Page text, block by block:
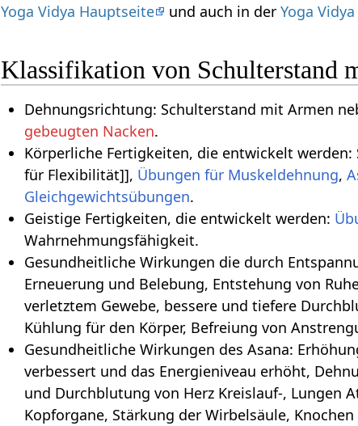
Yoga Vidya Hauptseite
und auch in derYoga
Klassifikation von Schulterstand
Dehnungsrichtung: Schulterstand mit Armen
gebeugten Nacken.
Körperliche Fertigkeiten, die entwickelt
für Flexibilität]], Übungen für Muskeldehnung,
.
Geistige Fertigkeiten, die entwickelt werden:
Wahrnehmungsfähigkeit.
Gesundheitliche Wirkungen die durch Entspannung in der
Erneuerung und Belebung, Entstehung von
verletztem Gewebe, bessere und tiefere
Kühlung für den Körper, Befreiung von
Gesundheitliche Wirkungen des Asana:
verbessert und das Energieniveau erhöht,
und Durchblutung von Herz Kreislauf-, Lungen
Kopforgane, Stärkung der Wirbelsäule,